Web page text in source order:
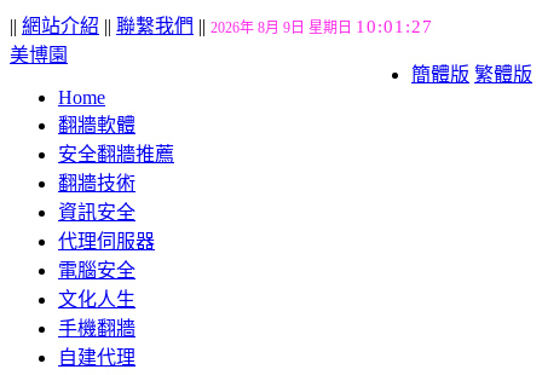
|| 網站介紹 || 聯繫我們 || 2026年 8月 9日 星期日 10:01:28
簡體版 繁體版
美博園
Home
翻牆軟體
安全翻牆推薦
翻牆技術
資訊安全
代理伺服器
電腦安全
文化人生
手機翻牆
自建代理